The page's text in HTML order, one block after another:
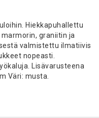
Hiekkapuhallettu
graniitin ja
valmistettu ilmatiivis
nopeasti.
Lisävarusteena
Väri: musta.